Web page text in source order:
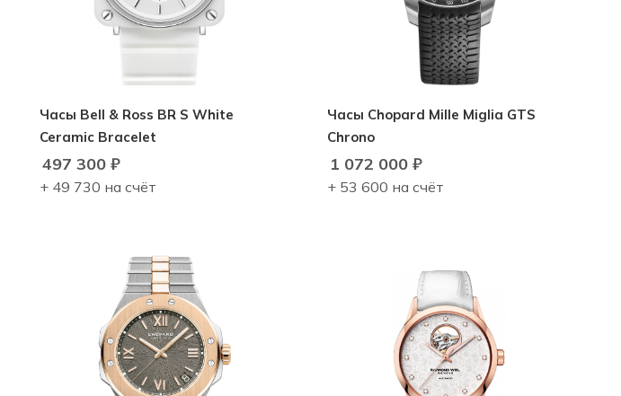
Часы Bell & Ross BR S White
Ceramic Bracelet
497 300₽
+ 49 730 на счёт
Часы Chopard Mille Miglia GTS
Chrono
1 072 000 ₽
+ 53 600 на счёт